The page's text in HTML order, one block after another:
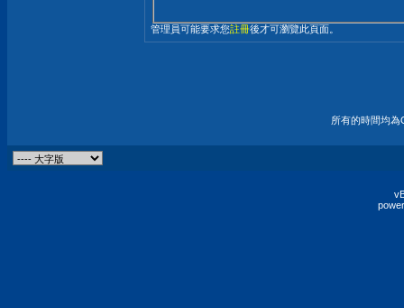
管理員可能要求您註冊後才可瀏覽此頁面。
所有的時間均為